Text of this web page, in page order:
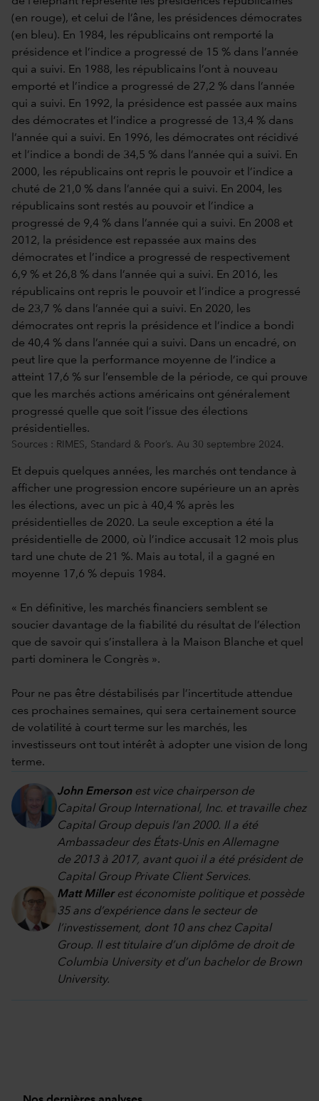
Sources : RIMES, Standard & Poor’s. Au 30 septembre 2024.
Et depuis quelques années, les marchés ont tendance à
afficher une progression encore supérieure un an après
les élections, avec un pic à 40,4 % après les
présidentielles de 2020. La seule exception a été la
présidentielle de 2000, où l’indice accusait 12 mois plus
tard une chute de 21 %. Mais au total, il a gagné en
moyenne 17,6 % depuis 1984.
« En définitive, les marchés financiers semblent se
soucier davantage de la fiabilité du résultat de l’élection
que de savoir qui s’installera à la Maison Blanche et quel
parti dominera le Congrès ».
Pour ne pas être déstabilisés par l’incertitude attendue
ces prochaines semaines, qui sera certainement source
de volatilité à court terme sur les marchés, les
investisseurs ont tout intérêt à adopter une vision de long
terme.
John Emersonest vice chairperson de
Capital Group International, Inc. et travaille chez
Capital Group depuis l’an 2000. Il a été
Ambassadeur des États-Unis en Allemagne
de 2013 à 2017, avant quoi il a été président de
Capital Group Private Client Services.
Matt Millerest économiste politique et possède
35 ans d’expérience dans le secteur de
l’investissement, dont 10 ans chez Capital
Group. Il est titulaire d’un diplôme de droit de
Columbia University et d’un bachelor de Brown
University.